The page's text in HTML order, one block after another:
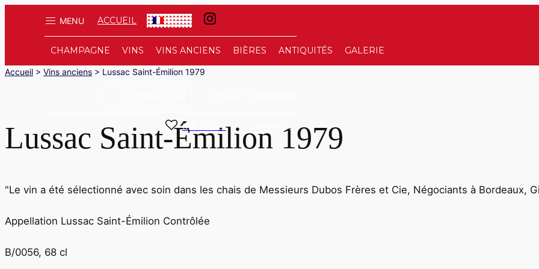
MENU ACCUEIL FR
CHAMPAGNE VINS VINS ANCIENS BIÈRES ANTIQUITÉS GALERIE
MA LISTE PANIER
Accueil > Vins anciens > Lussac Saint-Émilion 1979
Lussac Saint-Émilion 1979
"Le vin a été sélectionné avec soin dans les chais de Messieurs Dubos Frères et Cie, Négociants à Bordeaux,
Appellation Lussac Saint-Émilion Contrôlée
B/0056, 68 cl